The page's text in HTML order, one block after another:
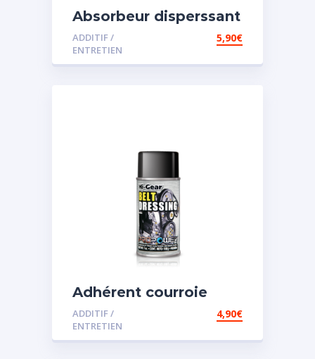
Absorbeur disperssant
d’eau pour carburant
ADDITIF /
ENTRETIEN
5,90€
Adhérent courroie
ADDITIF /
ENTRETIEN
4,90€